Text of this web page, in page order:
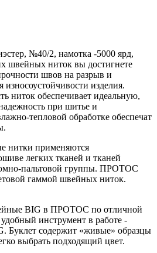
№40/2, намотка -5000 ярд,
швейных ниток вы достигнете
швов на разрыв и
износоустойчивости изделия.
ниток обеспечивает идеальную,
при шитье и
тепловой обработке обеспечат
нитки применяются
легких тканей и тканей
пальтовой группы. ПРОТОС
гаммой швейных ниток.
BIG в ПРОТОС по отличной
инструмент в работе -
Буклет содержит «живые» образцы
выбрать подходящий цвет.